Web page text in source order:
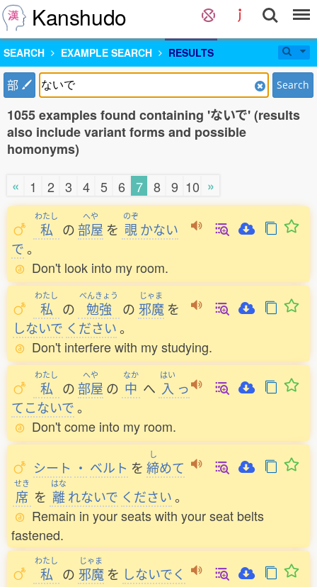
Kanshudo
SEARCH EXAMPLE SEARCH RESULTS
部 Search
1055 examples found containing 'ないで' (results
also include variant forms and possible
homonyms)
« 1 2 3 4 5 6 7 8 9 10 »
わたし
私 の
へや
部屋 を
のぞ
覗かない
で。
Don't look into my room.
わたし
私 の
べんきょう
勉強 の
じゃま
邪魔 を
しないで ください。
Don't interfere with my studying.
わたし
私 の
へや
部屋 の
なか
中 へ
はい
入 っ
てこないで。
Don't come into my room.
シート ・ ベルト を
し
締めて
せき
席 を
はな
離れないで ください。
Remain in your seats with your seat belts
fastened.
わたし
私 の
じゃま
邪魔 を しないでく